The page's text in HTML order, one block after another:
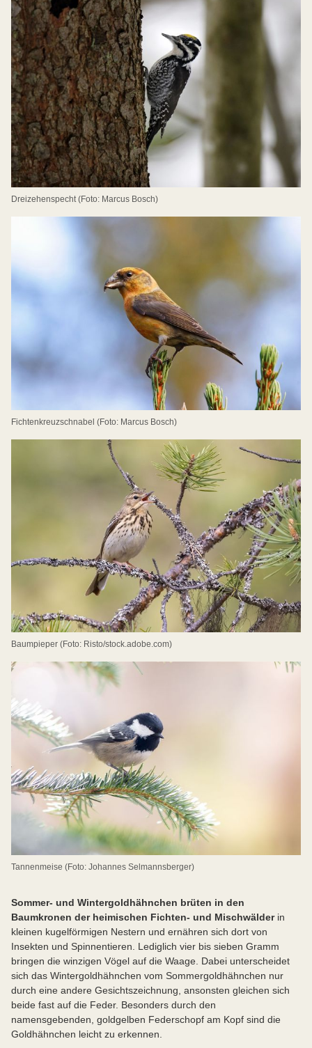
Dreizehenspecht (Foto: Marcus Bosch)
Fichtenkreuzschnabel (Foto: Marcus Bosch)
Baumpieper (Foto: Risto/stock.adobe.com)
Tannenmeise (Foto: Johannes Selmannsberger)
Sommer- und Wintergoldhähnchen brüten in den
Baumkronen der heimischen Fichten- und Mischwälderin
kleinen kugelförmigen Nestern und ernähren sich dort von
Insekten und Spinnentieren. Lediglich vier bis sieben Gramm
bringen die winzigen Vögel auf die Waage. Dabei unterscheidet
sich das Wintergoldhähnchen vom Sommergoldhähnchen nur
durch eine andere Gesichtszeichnung, ansonsten gleichen sich
beide fast auf die Feder. Besonders durch den
namensgebenden, goldgelben Federschopf am Kopf sind die
Goldhähnchen leicht zu erkennen.